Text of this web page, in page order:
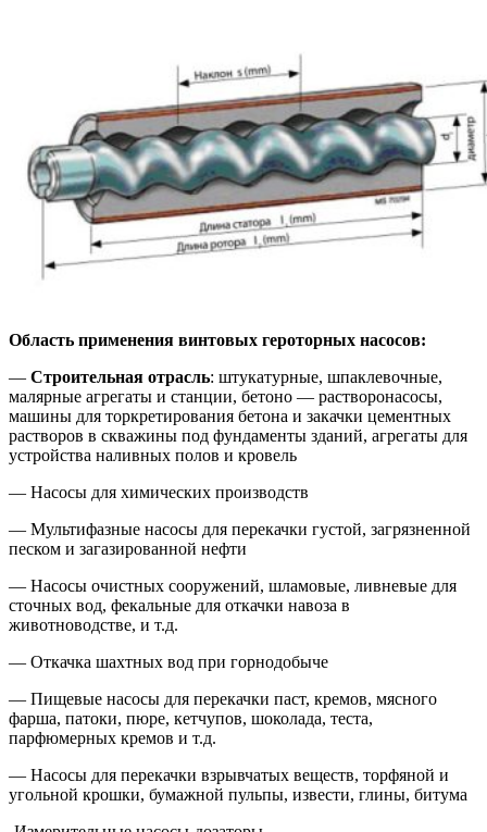
Область применения винтовых героторных насосов:
— Строительная отрасль: штукатурные, шпаклевочные,
малярные агрегаты и станции, бетоно — растворонасосы,
машины для торкретирования бетона и закачки цементных
растворов в скважины под фундаменты зданий, агрегаты для
устройства наливных полов и кровель
— Насосы для химических производств
— Мультифазные насосы для перекачки густой, загрязненной
песком и загазированной нефти
— Насосы очистных сооружений, шламовые, ливневые для
сточных вод, фекальные для откачки навоза в
животноводстве, и т.д.
— Откачка шахтных вод при горнодобыче
— Пищевые насосы для перекачки паст, кремов, мясного
фарша, патоки, пюре, кетчупов, шоколада, теста,
парфюмерных кремов и т.д.
— Насосы для перекачки взрывчатых веществ, торфяной и
угольной крошки, бумажной пульпы, извести, глины, битума